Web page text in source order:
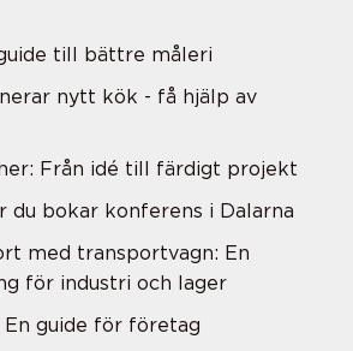
till bättre måleri
nytt kök - få hjälp av
Från idé till färdigt projekt
du bokar konferens i Dalarna
med transportvagn: En
för industri och lager
guide för företag